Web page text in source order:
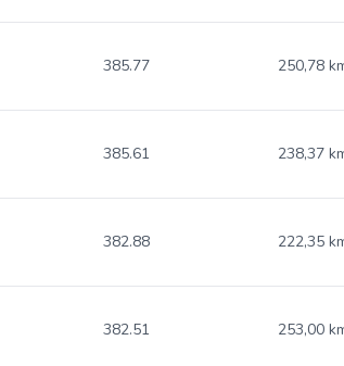
385.77 250,78
385.61 238,37
382.88 222,35
382.51 253,00